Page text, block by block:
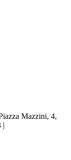
Mazzini, 4,
|